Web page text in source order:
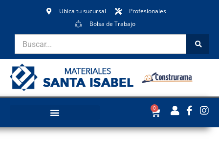
Ubica tu sucursal
Profesionales
Bolsa de Trabajo
0